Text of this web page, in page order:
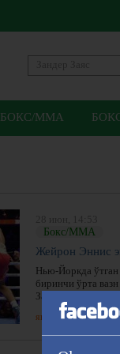
БОКС/ММА
Бокс/ММА
Жейрон Эннис
Нью-Йоркда
биринчи ўрта
Заясга қарши
янгиликни кўрсатиш